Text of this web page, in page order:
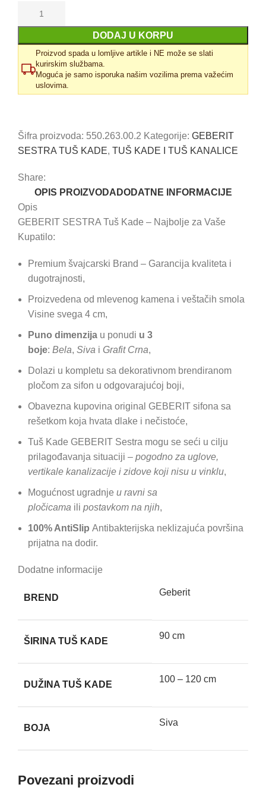
DODAJ U KORPU
Proizvod spada u lomljive artikle i NE može se slati
kurirskim službama.
Moguća je samo isporuka našim vozilima prema važećim
uslovima.
Šifra proizvoda: 550.263.00.2 Kategorije: GEBERIT
SESTRA TUŠ KADE, TUŠ KADE I TUŠ KANALICE
Share:
OPIS PROIZVODA DODATNE INFORMACIJE
Opis
GEBERIT SESTRA Tuš Kade – Najbolje za Vaše
Kupatilo:
Premium švajcarski Brand – Garancija kvaliteta i
dugotrajnosti,
Proizvedena od mlevenog kamena i veštačih smola
Visine svega 4 cm,
Puno dimenzija u ponudi u 3
boje: Bela, Siva i Grafit Crna,
Dolazi u kompletu sa dekorativnom brendiranom
pločom za sifon u odgovarajućoj boji,
Obavezna kupovina original GEBERIT sifona sa
rešetkom koja hvata dlake i nečistoće,
Tuš Kade GEBERIT Sestra mogu se seći u cilju
prilagođavanja situaciji – pogodno za uglove,
vertikale kanalizacije i zidove koji nisu u vinklu,
Mogućnost ugradnje u ravni sa
pločicama ili postavkom na njih,
100% AntiSlip Antibakterijska neklizajuća površina
prijatna na dodir.
Dodatne informacije
BREND
Geberit
ŠIRINA TUŠ KADE
90 cm
DUŽINA TUŠ KADE
100 – 120 cm
BOJA
Siva
Povezani proizvodi